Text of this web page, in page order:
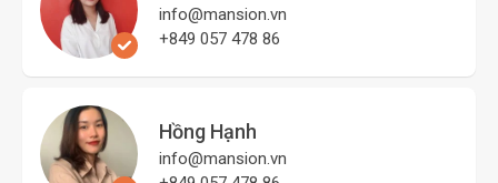
info@mansion.vn
+849 057 478 86
Hồng Hạnh
info@mansion.vn